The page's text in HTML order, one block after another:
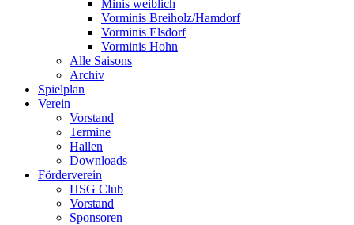
Minis weiblich
Vorminis Breiholz/Hamdorf
Vorminis Elsdorf
Vorminis Hohn
Alle Saisons
Archiv
Spielplan
Verein
Vorstand
Termine
Hallen
Downloads
Förderverein
HSG Club
Vorstand
Sponsoren